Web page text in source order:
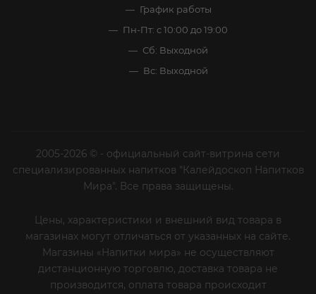
График работы
Пн-Пт: с 10:00 до 19:00
Сб: Выходной
Вс: Выходной
2005-2026 © - официальный сайт-витрина сети
специализированных напитков "Калейдоскоп Напитков
Мира". Все права защищены.
Цены, характеристики и внешний вид товара в
магазинах могут отличаться от указанных на сайте.
Магазины «Напитки мира» не осуществляют
дистанционную торговлю, доставка товара не
производится, оплата товара происходит